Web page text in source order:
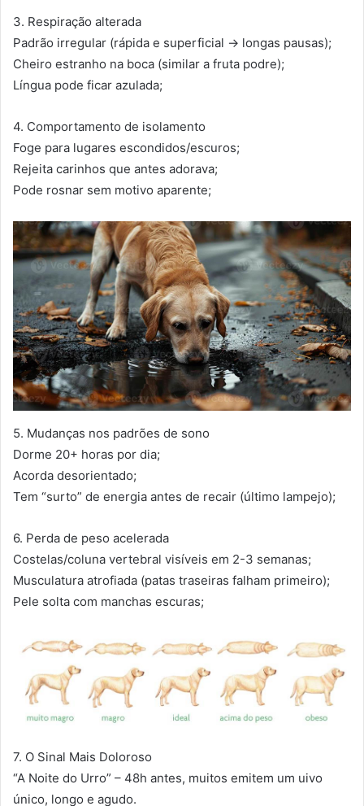
3. Respiração alterada
Padrão irregular (rápida e superficial → longas pausas);
Cheiro estranho na boca (similar a fruta podre);
Língua pode ficar azulada;
4. Comportamento de isolamento
Foge para lugares escondidos/escuros;
Rejeita carinhos que antes adorava;
Pode rosnar sem motivo aparente;
5. Mudanças nos padrões de sono
Dorme 20+ horas por dia;
Acorda desorientado;
Tem “surto” de energia antes de recair (último lampejo);
6. Perda de peso acelerada
Costelas/coluna vertebral visíveis em 2-3 semanas;
Musculatura atrofiada (patas traseiras falham primeiro);
Pele solta com manchas escuras;
7. O Sinal Mais Doloroso
“A Noite do Urro” – 48h antes, muitos emitem um uivo
único, longo e agudo.